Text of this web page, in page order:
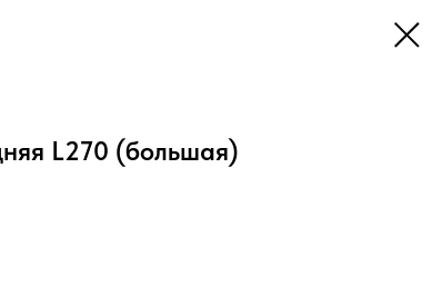
L270 (большая)